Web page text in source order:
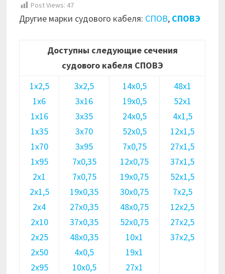
Post Views: 47
Другие марки судового кабеля: СПОВ, СПОВЭ
Доступны следующие сечения
судового кабеля СПОВЭ
1х2,5
1х6
1х16
1х35
1х70
1х95
2х1
2х1,5
2х4
2х10
2х25
2х50
2х95
3х2,5
3х16
3х35
3х70
3х95
7х0,35
7х0,75
19х0,35
27х0,35
37х0,35
48х0,35
4х0,5
10х0,5
14х0,5
19х0,5
24х0,5
52х0,5
7х0,75
12х0,75
19х0,75
30х0,75
48х0,75
52х0,75
10х1
19х1
27х1
48х1
52х1
4х1,5
12х1,5
27х1,5
37х1,5
52х1,5
7х2,5
12х2,5
27х2,5
37х2,5